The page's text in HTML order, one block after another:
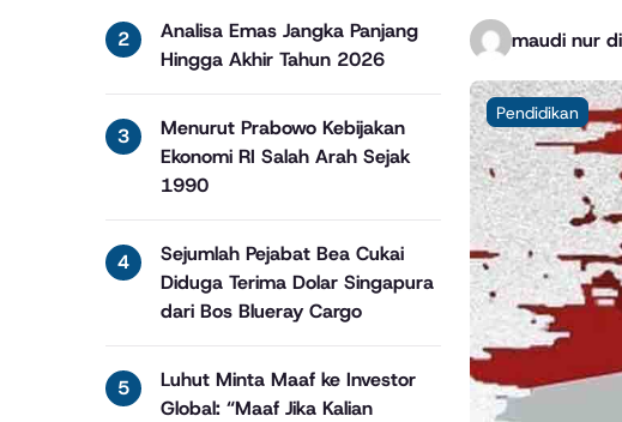
Analisa Emas Jangka Panjang
Hingga Akhir Tahun 2026
Menurut Prabowo Kebijakan
Ekonomi RI Salah Arah Sejak
1990
Sejumlah Pejabat Bea Cukai
Diduga Terima Dolar Singapura
dari Bos Blueray Cargo
Luhut Minta Maaf ke Investor
Global: “Maaf Jika Kalian
maudi nur
Pendidikan